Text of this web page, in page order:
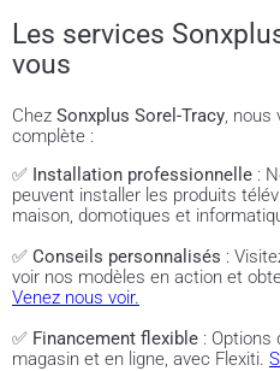
Les services
vous
Chez Sonxplus Sorel-Tracy, nous
complète :
✅ Installation professionnelle :
peuvent installer les produits télévisuels, audio/vidéo, cinéma
maison, domotiques et
✅ Conseils personnalisés :
voir nos modèles en action et
Venez nous voir.
✅ Financement flexible : Options
magasin et en ligne, avec Flexiti.